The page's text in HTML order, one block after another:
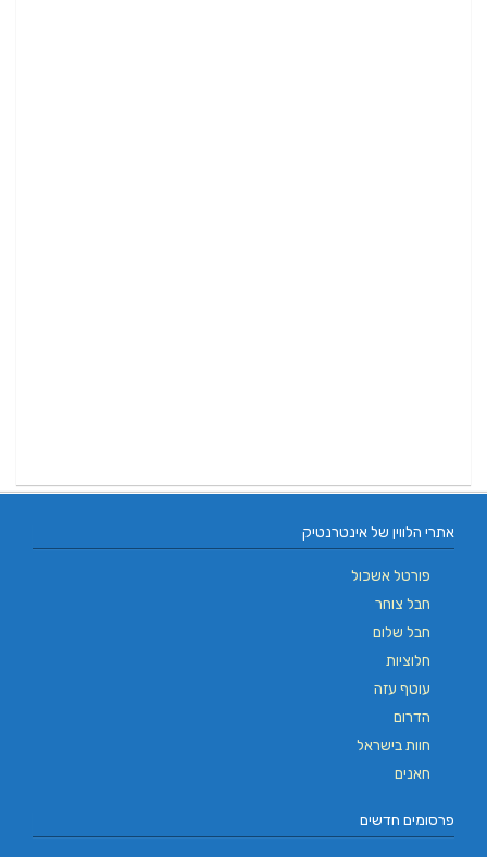
אתרי הלווין של אינטרנטיק
פורטל אשכול
חבל צוחר
חבל שלום
חלוציות
עוטף עזה
הדרום
חוות בישראל
חאנים
פרסומים חדשים